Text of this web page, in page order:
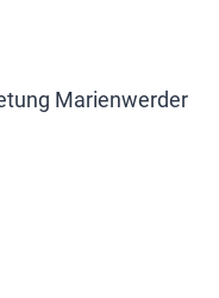
Marienwerder